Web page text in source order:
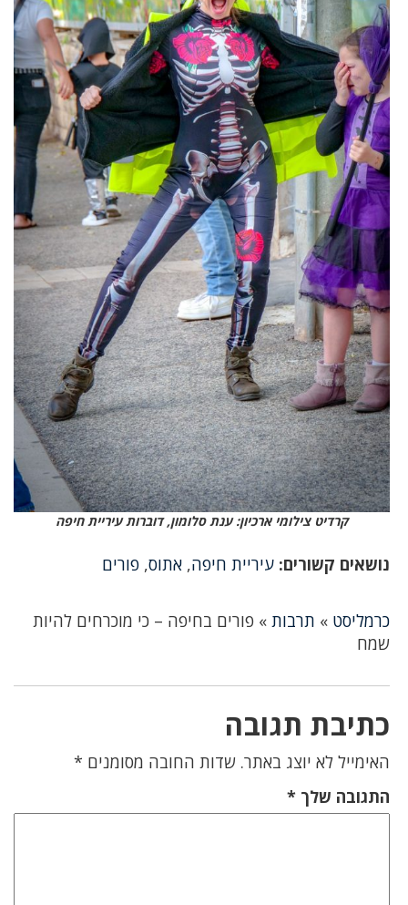
קרדיט צילומי ארכיון: ענת סלומון, דוברות עיריית חיפה
נושאים קשורים: עיריית חיפה, אתוס, פורים
כרמליסט » תרבות » פורים בחיפה – כי מוכרחים להיות
שמח
כתיבת תגובה
האימייל לא יוצג באתר. שדות החובה מסומנים *
התגובה שלך *